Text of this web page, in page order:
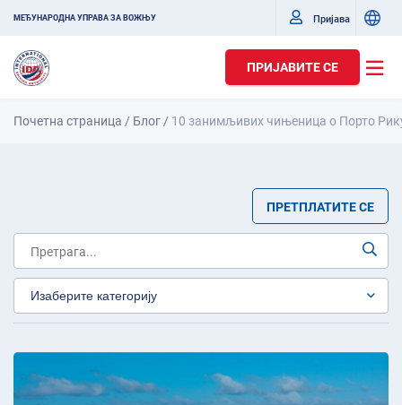
МЕЂУНАРОДНА УПРАВА ЗА ВОЖЊУ Пријава
ПРИЈАВИТЕ СЕ
Почетна страница / Блог / 10 занимљивих чињеница о Порто
ПРЕТПЛАТИТЕ СЕ